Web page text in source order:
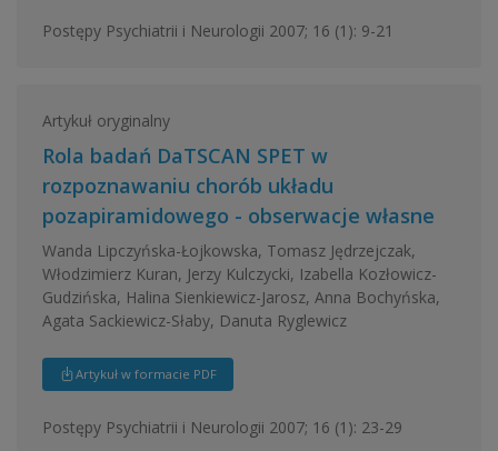
Postępy Psychiatrii i Neurologii 2007; 16 (1): 9-21
Artykuł oryginalny
Rola badań DaTSCAN SPET w
rozpoznawaniu chorób układu
pozapiramidowego - obserwacje własne
Wanda Lipczyńska-Łojkowska, Tomasz Jędrzejczak,
Włodzimierz Kuran, Jerzy Kulczycki, Izabella Kozłowicz-
Gudzińska, Halina Sienkiewicz-Jarosz, Anna Bochyńska,
Agata Sackiewicz-Słaby, Danuta Ryglewicz
Artykuł w formacie PDF
Postępy Psychiatrii i Neurologii 2007; 16 (1): 23-29